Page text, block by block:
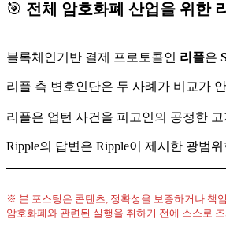
🎯 전체 암호화폐 산업을 위한
블록체인기반 결제 프로토콜인 리플은
리플 측 변호인단은 두 사례가 비교가
리플은 업턴 사건을 피고인의 공정한
Ripple의 답변은 Ripple이 제시한 광범
※ 본 포스팅은 콘텐츠, 정확성을 보증하거나 책
암호화폐와 관련된 실행을 취하기 전에 스스로